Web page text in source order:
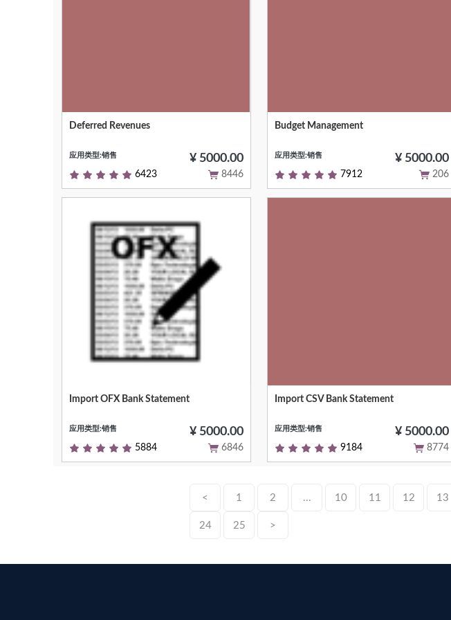
Null
Deferred Revenues
应用类型:销售 ¥ 5000.00
6423 8446
Null
Budget Management
应用类型:销售 ¥ 5000.00
7912 206
Null
Import OFX Bank Statement
应用类型:销售 ¥ 5000.00
5884 6846
Null
Import CSV Bank Statement
应用类型:销售 ¥ 5000.00
9184 8774
< 1 2 ... 10 11 12 13
24 25 >